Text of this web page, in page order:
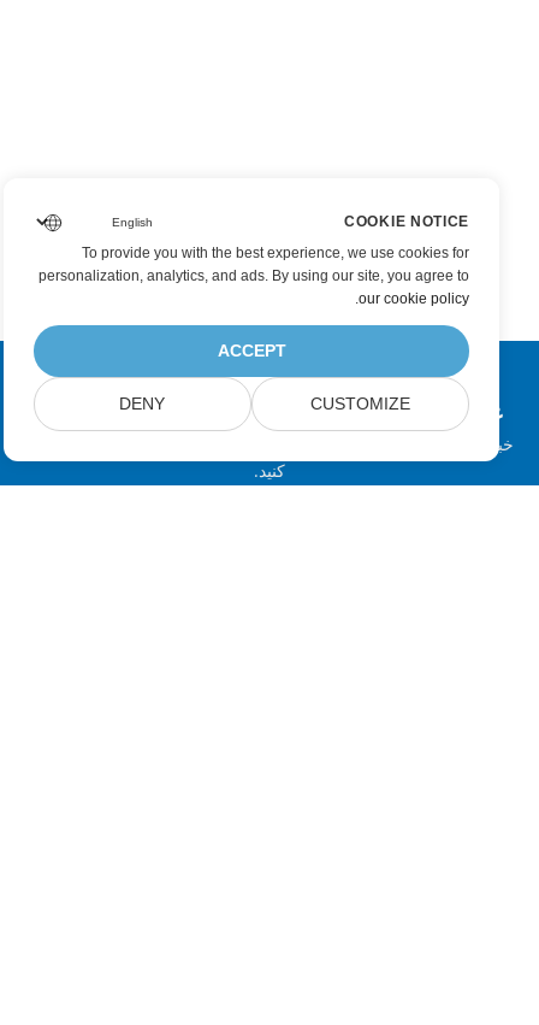
عضویت در به‌روزرسانی‌های محصولات Aspose
خبرنامه‌ها و پیشنهادهای ماهانه را مستقیماً در صندوق پست خود دریافت
کنید.
COOKIE NOTICE
To provide you with the best experience, we use cookies for
personalization, analytics, and ads. By using our site, you agree to
our cookie policy
.
ACCEPT
CUSTOMIZE
DENY